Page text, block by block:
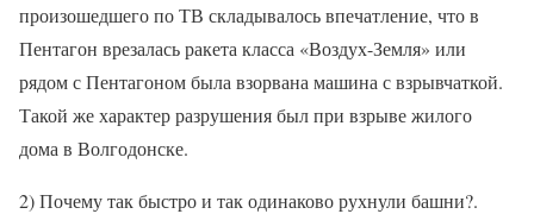
произошедшего по ТВ складывалось впечатление, что в
Пентагон врезалась ракета класса «Воздух-Земля» или
рядом с Пентагоном была взорвана машина с взрывчаткой.
Такой же характер разрушения был при взрыве жилого
дома в Волгодонске.
2) Почему так быстро и так одинаково рухнули башни?.